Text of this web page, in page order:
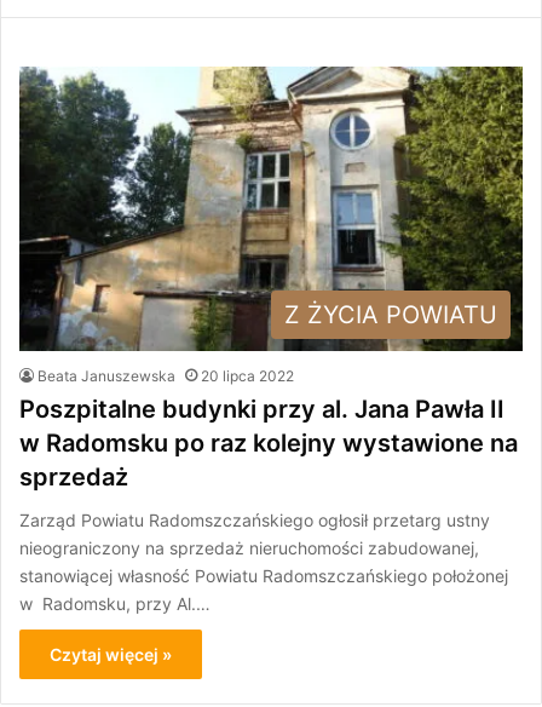
Z ŻYCIA POWIATU
Beata Januszewska 20 lipca 2022
Poszpitalne budynki przy al. Jana Pawła II
w Radomsku po raz kolejny wystawione na
sprzedaż
Zarząd Powiatu Radomszczańskiego ogłosił przetarg ustny
nieograniczony na sprzedaż nieruchomości zabudowanej,
stanowiącej własność Powiatu Radomszczańskiego położonej
w Radomsku, przy Al.…
Czytaj więcej »